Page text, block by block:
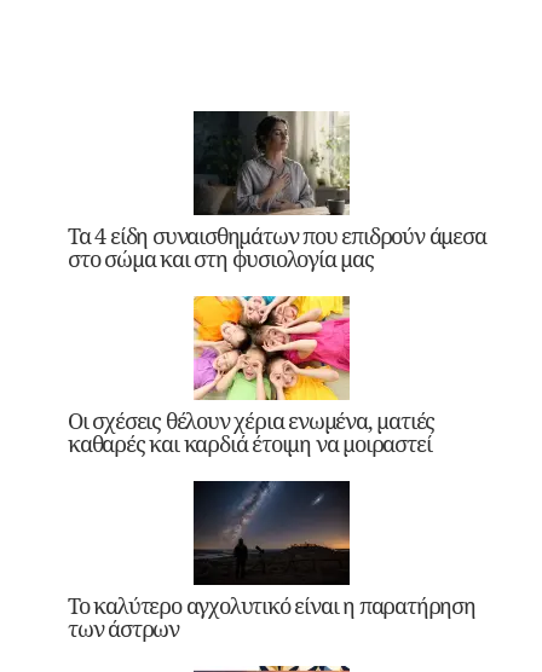
Τα 4 είδη συναισθημάτων που επιδρούν άμεσα
στο σώμα και στη φυσιολογία μας
Οι σχέσεις θέλουν χέρια ενωμένα, ματιές
καθαρές και καρδιά έτοιμη να μοιραστεί
Το καλύτερο αγχολυτικό είναι η παρατήρηση
των άστρων